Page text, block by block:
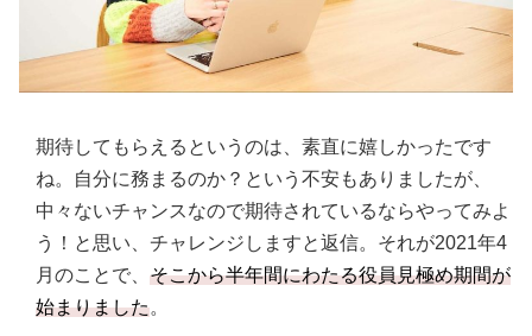
期待してもらえるというのは、素直に嬉しかったです
ね。自分に務まるのか？という不安もありましたが、
中々ないチャンスなので期待されているならやってみよ
う！と思い、チャレンジしますと返信。それが2021年4
月のことで、 そこから半年間にわたる役員見極め期間が
始まりました。